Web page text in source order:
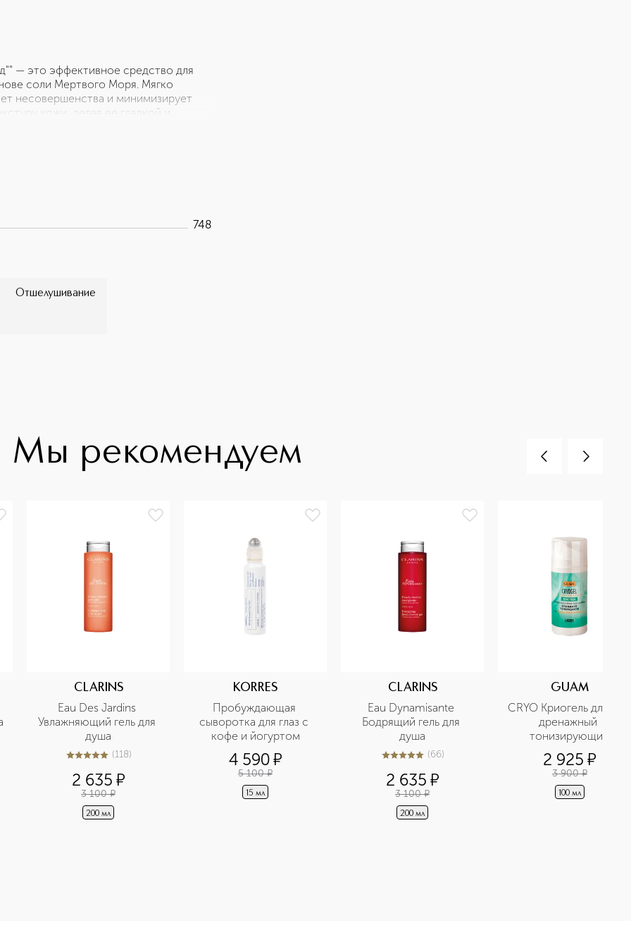
— это эффективное средство для
соли Мертвого Моря. Мягко
несовершенства и минимизирует
кожи, делая ее гладкой и
748
Отшелушивание
Мы рекомендуем
CLARINS
Eau Des Jardins
Увлажняющий гель для
душа
5из 5118 (118)
2 635 ¤
3 100 ¤
200 мл
KORRES
Пробуждающая
сыворотка для глаз с
кофе и йогуртом
4 590¤
5 100 ¤
15 мл
CLARINS
Eau Dynamisante
Бодрящий гель для
душа
4.9из566 (66)
2 635 ¤
3 100 ¤
200 мл
GUAM
CRYO Криогель для ног
дренажный
тонизирующий
2 925 ¤
3 900 ¤
100 мл